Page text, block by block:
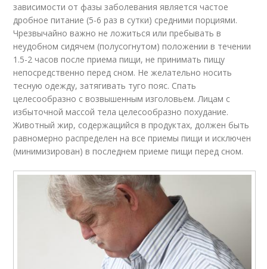
зависимости от фазы заболевания является частое
дробное питание (5-6 раз в сутки) средними порциями.
Чрезвычайно важно не ложиться или пребывать в
неудобном сидячем (полусогнутом) положении в течении
1.5-2 часов после приема пищи, не принимать пищу
непосредственно перед сном. Не желательно носить
тесную одежду, затягивать туго пояс. Спать
целесообразно с возвышенным изголовьем. Лицам с
избыточной массой тела целесообразно похудание.
Животный жир, содержащийся в продуктах, должен быть
равномерно распределен на все приемы пищи и исключен
(минимизирован) в последнем приеме пищи перед сном.